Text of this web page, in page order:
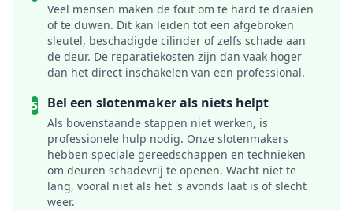
Veel mensen maken de fout om te hard te draaien
of te duwen. Dit kan leiden tot een afgebroken
sleutel, beschadigde cilinder of zelfs schade aan
de deur. De reparatiekosten zijn dan vaak hoger
dan het direct inschakelen van een professional.
5 Bel een slotenmaker als niets helpt
Als bovenstaande stappen niet werken, is
professionele hulp nodig. Onze slotenmakers
hebben speciale gereedschappen en technieken
om deuren schadevrij te openen. Wacht niet te
lang, vooral niet als het 's avonds laat is of slecht
weer.